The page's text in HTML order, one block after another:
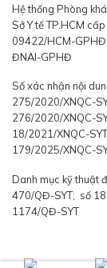
Hệ thống Phòng
Sở Y tế TP.HCM
09422/HCM-
ĐNAI-GPHĐ
Số xác nhận nội
275/2020/XNQC-
276/2020/XNQC-
18/2021/XNQC-
179/2025/XNQC-
Danh mục kỹ thuật
470/QĐ-SYT; số
1174/QĐ-SYT